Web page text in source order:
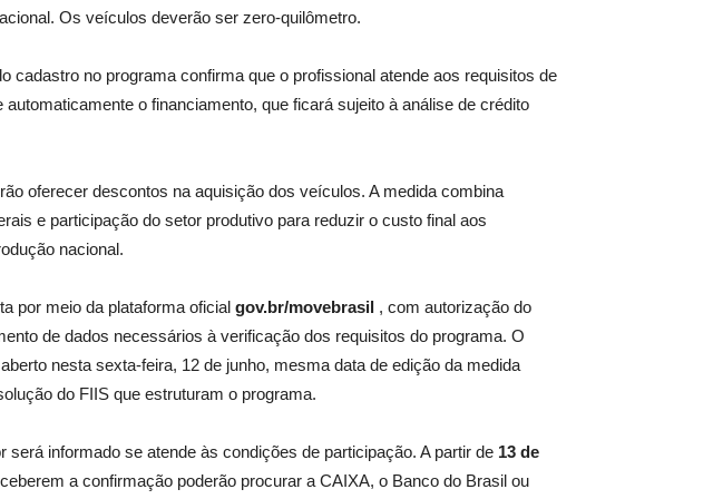
Os veículos deverão ser zero-quilômetro.
cadastro no programa confirma que o profissional atende aos requisitos de
o financiamento, que ficará sujeito à análise de crédito
oferecer descontos na aquisição dos veículos. A medida combina
e participação do setor produtivo para reduzir o custo final aos
nacional.
por meio da plataforma oficial gov.br/movebrasil , com autorização do
de dados necessários à verificação dos requisitos do programa. O
nesta sexta-feira, 12 de junho, mesma data de edição da medida
do FIIS que estruturam o programa.
será informado se atende às condições de participação. A partir de 13 de
a confirmação poderão procurar a CAIXA, o Banco do Brasil ou